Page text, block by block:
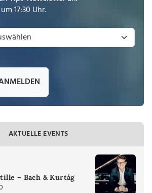
17:30 Uhr.
AKTUELLE EVENTS
– Bach & Kurtág